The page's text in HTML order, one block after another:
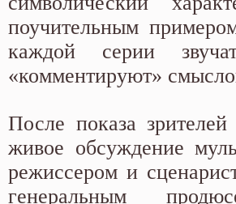
поучительным
каждой серии
«комментируют»
После показа
живое обсуждение
режиссером и
генеральным